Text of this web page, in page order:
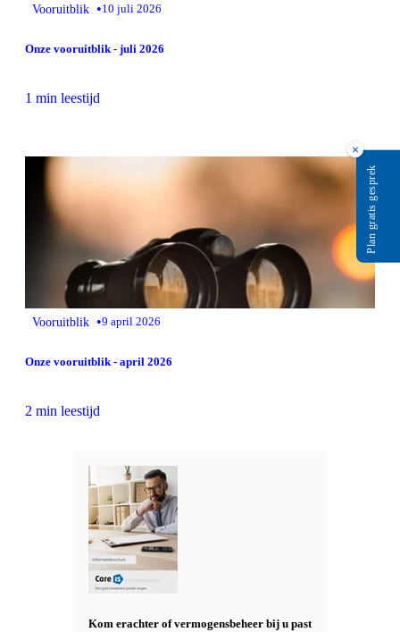
Vooruitblik •10 juli 2026
Onze vooruitblik - juli 2026
1 min leestijd
Vooruitblik •9 april 2026
Onze vooruitblik - april 2026
2 min leestijd
Kom erachter of vermogensbeheer bij u past
×
Plan gratis gesprek